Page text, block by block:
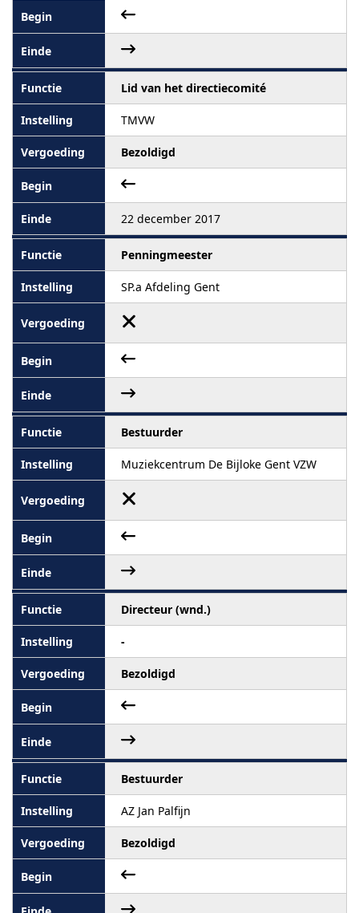
Lid van het directiecomité
TMVW
Bezoldigd
22 december 2017
Penningmeester
SP.a Afdeling Gent
Bestuurder
Muziekcentrum De Bijloke Gent VZW
Directeur (wnd.)
-
Bezoldigd
Bestuurder
AZ Jan Palfijn
Bezoldigd